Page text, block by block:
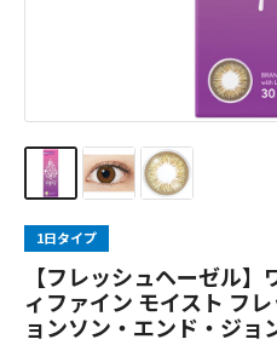
1日タイプ
【フレッシュヘーゼル
ィファイン モイスト フ
ョンソン・エンド・ジョ